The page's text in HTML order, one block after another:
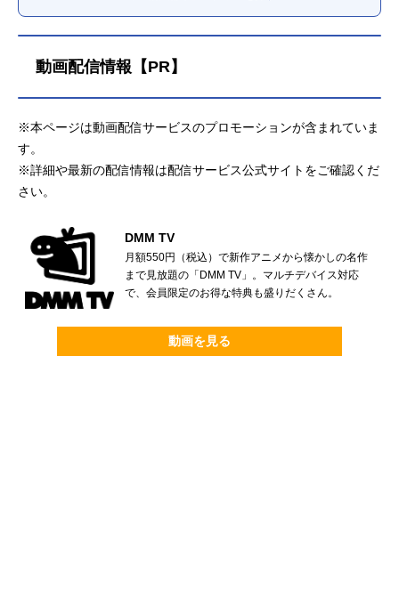
動画配信情報【PR】
※本ページは動画配信サービスのプロモーションが含まれていま
す。
※詳細や最新の配信情報は配信サービス公式サイトをご確認くだ
さい。
DMM TV
月額550円（税込）で新作アニメから懐かしの名作
まで見放題の「DMM TV」。マルチデバイス対応
で、会員限定のお得な特典も盛りだくさん。
動画を見る